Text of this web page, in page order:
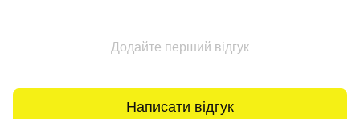
Додайте перший відгук
Написати відгук